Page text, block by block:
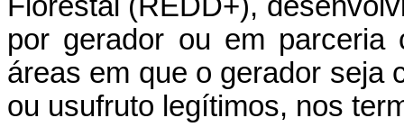
por gerador ou em parceria
áreas em que o gerador seja
ou usufruto legítimos, nos